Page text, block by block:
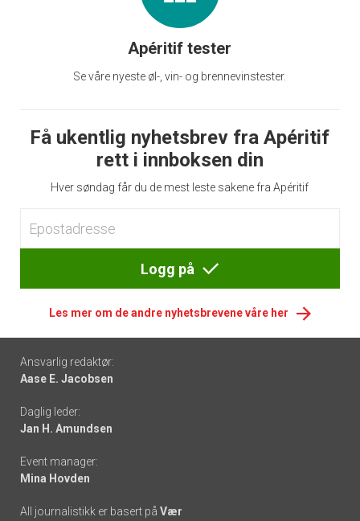
Apéritif tester
Se våre nyeste øl-, vin- og brennevinstester.
Få ukentlig nyhetsbrev fra Apéritif
rett i innboksen din
Hver søndag får du de mest leste sakene fra Apéritif
Logg på
Les mer om de andre nyhetsbrevene våre her
Footer
-
links
Ansvarlig redaktør:
Aase E. Jacobsen
Daglig leder:
Jan H. Amundsen
Event manager:
Mina Hovden
All journalistikk er basert på Vær